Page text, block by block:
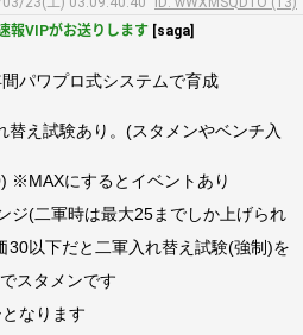
報VIPがお送りします [saga]
パワプロ式システムで育成
替え試験あり。(スタメンやベンチ入
※MAXにするとイベントあり
ジ(二軍時は最大25までしか上げられ
30以下だと二軍入れ替え試験(強制)を
スタメンです
なります